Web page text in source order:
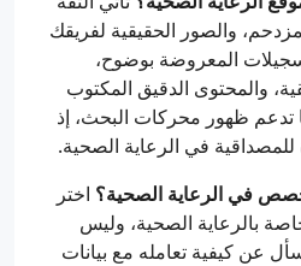
والصور الحقيقية لفريقك
المعروضة بوضوح،
والمحتوى الدقيق المكتوب
تدعم ظهور محركات البحث، إذ
في الرعاية الصحية؟ اختر
بالرعاية الصحية، وليس
عن كيفية تعامله مع بيانات